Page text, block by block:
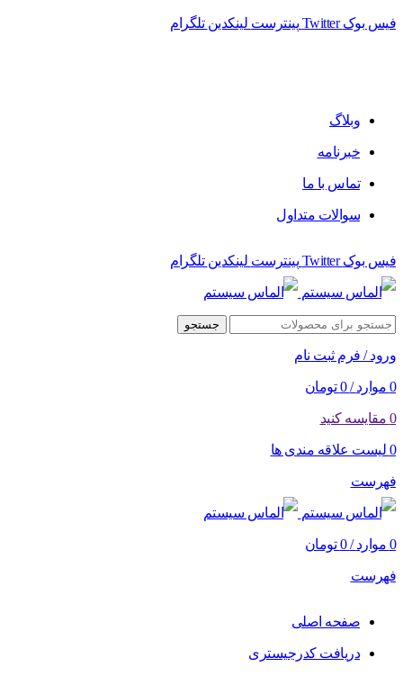
فیس بوک Twitter پینترست لینکدین تلگرام
وبلاگ
خبرنامه
تماس با ما
سوالات متداول
فیس بوک Twitter پینترست لینکدین تلگرام
جستجو
ورود / فرم ثبت نام
0 موارد /
0 تومان
0 مقایسه کنید
0 لیست علاقه مندی ها
فهرست
0 موارد /
0 تومان
فهرست
صفحه اصلی
دریافت کدرجیستری